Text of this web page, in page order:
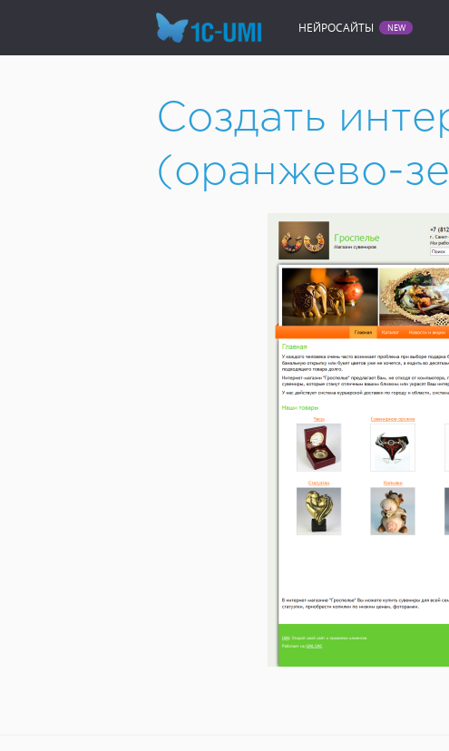
НЕЙРОСАЙТЫ
Создать сайт онлайн
Создать
(оранжево-